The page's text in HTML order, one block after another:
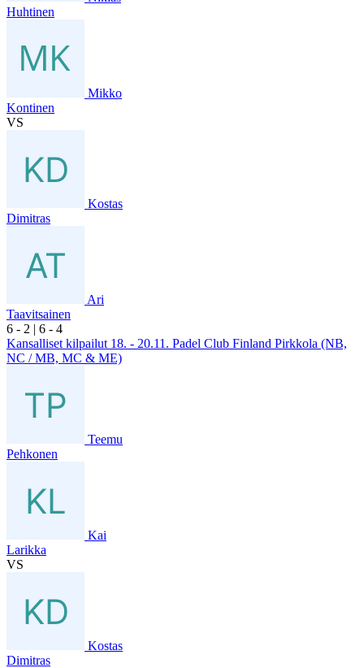
Huhtinen
Mikko
Kontinen
VS
Kostas
Dimitras
Ari
Taavitsainen
6 - 2 | 6 - 4
Kansalliset kilpailut 18. - 20.11. Padel Club Finland Pirkkola (NB,
NC / MB, MC & ME)
Teemu
Pehkonen
Kai
Larikka
VS
Kostas
Dimitras